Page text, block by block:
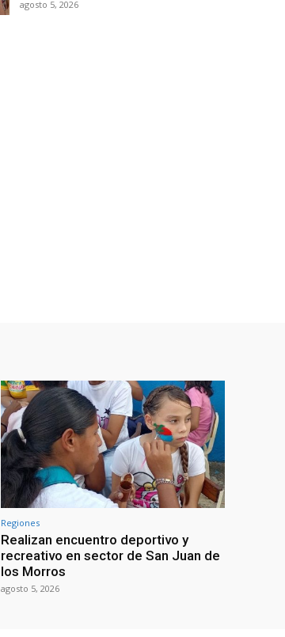
agosto 5, 2026
Regiones
Realizan encuentro deportivo y
recreativo en sector de San Juan de
los Morros
agosto 5, 2026